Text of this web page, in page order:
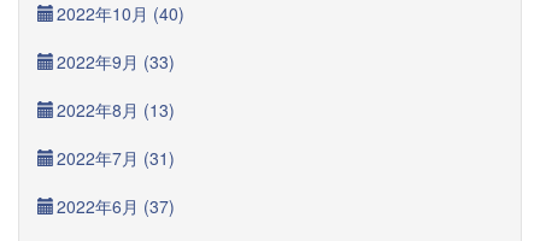
2022年10月 (40)
2022年9月 (33)
2022年8月 (13)
2022年7月 (31)
2022年6月 (37)